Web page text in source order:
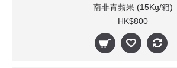
南非青蘋果 (15Kg/箱)
HK$800